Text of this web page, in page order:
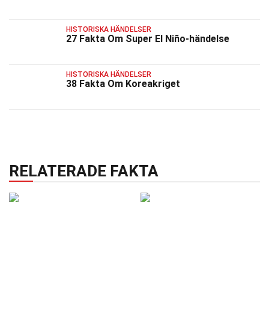
HISTORISKA HÄNDELSER
27 Fakta Om Super El Niño-händelse
HISTORISKA HÄNDELSER
38 Fakta Om Koreakriget
RELATERADE FAKTA